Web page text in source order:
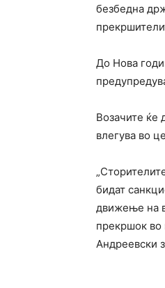
безбедна
До Нова
Возачите ќе
влегува во
бидат
движење на
прекршок во
Андреевски